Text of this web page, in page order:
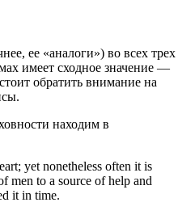
ее «аналоги») во всех трех
имеет сходное значение —
обратить внимание на
находим в
yet nonetheless often it is
mеn to а source of help and
it in time.